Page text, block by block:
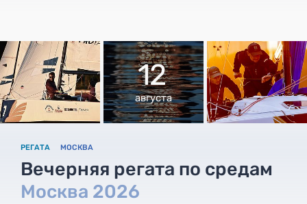
12
августа
РЕГАТА МОСКВА
Вечерняя регата по средам
Москва 2026